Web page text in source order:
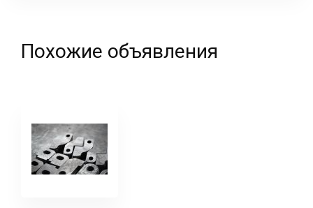
Похожие объявления